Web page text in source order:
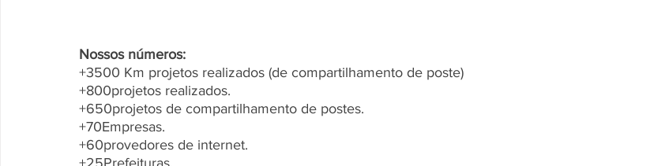
Nossos números:
+3500 Km projetos realizados (de compartilhamento de poste)
+800projetos realizados.
+650projetos de compartilhamento de postes.
+70Empresas.
+60provedores de internet.
+25Prefeituras.